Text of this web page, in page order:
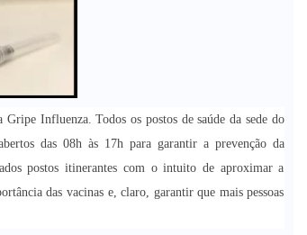
Influenza. Todos os postos de saúde da sede do
das 08h às 17h para garantir a prevenção da
postos itinerantes com o intuito de aproximar a
das vacinas e, claro, garantir que mais pessoas